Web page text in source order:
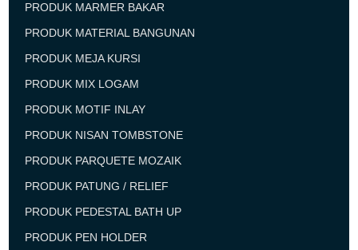
PRODUK MARMER BAKAR
PRODUK MATERIAL BANGUNAN
PRODUK MEJA KURSI
PRODUK MIX LOGAM
PRODUK MOTIF INLAY
PRODUK NISAN TOMBSTONE
PRODUK PARQUETE MOZAIK
PRODUK PATUNG / RELIEF
PRODUK PEDESTAL BATH UP
PRODUK PEN HOLDER